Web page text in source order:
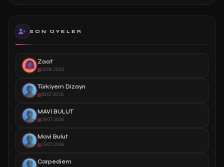
SON ÜYELER
Zaaf
03.08.2026
Türkiyem Dizayn
30.07.2026
MAVİ BULUT
29.07.2026
Mavi Bulut
29.07.2026
Carpediem